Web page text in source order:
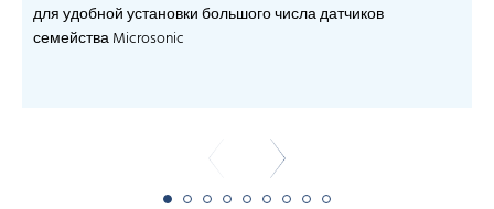
для удобной установки большого числа датчиков
семейства Microsonic